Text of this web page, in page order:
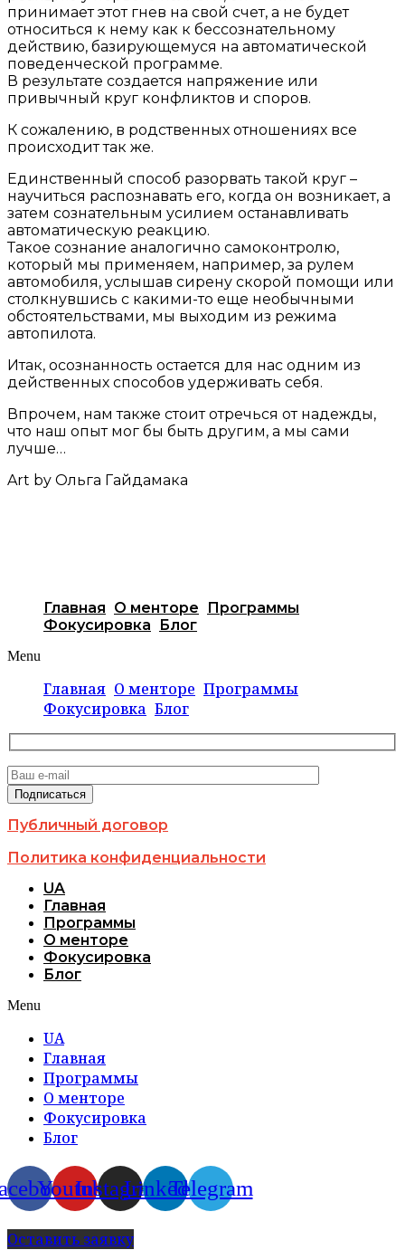
принимает этот гнев на свой счет, а не будет
относиться к нему как к бессознательному
действию, базирующемуся на автоматической
поведенческой программе.
В результате создается напряжение или
привычный круг конфликтов и споров.
К сожалению, в родственных отношениях все
происходит так же.
Единственный способ разорвать такой круг –
научиться распознавать его, когда он возникает, а
затем сознательным усилием останавливать
автоматическую реакцию.
Такое сознание аналогично самоконтролю,
который мы применяем, например, за рулем
автомобиля, услышав сирену скорой помощи или
столкнувшись с какими-то еще необычными
обстоятельствами, мы выходим из режима
автопилота.
Итак, осознанность остается для нас одним из
действенных способов удерживать себя.
Впрочем, нам также стоит отречься от надежды,
что наш опыт мог бы быть другим, а мы сами
лучше…
Art by Ольга Гайдамака
Главная О менторе
Программы
Фокусировка
Блог
Menu
Главная О менторе Программы
Фокусировка Блог
Публичный договор
Политика конфиденциальности
UA
Главная
Программы
О менторе
Фокусировка
Блог
Menu
UA
Главная
Программы
О менторе
Фокусировка
Блог
YoutubeInstagramLinkedinTelegram
Оставить заявку